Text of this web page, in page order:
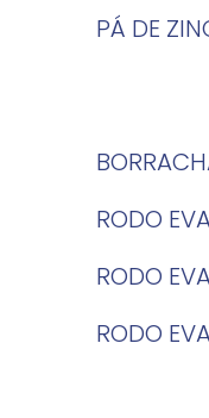
PÁ DE
RODO
RODO
RODO